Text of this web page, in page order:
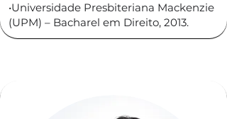
•Universidade Presbiteriana Mackenzie
(UPM) – Bacharel em Direito, 2013.